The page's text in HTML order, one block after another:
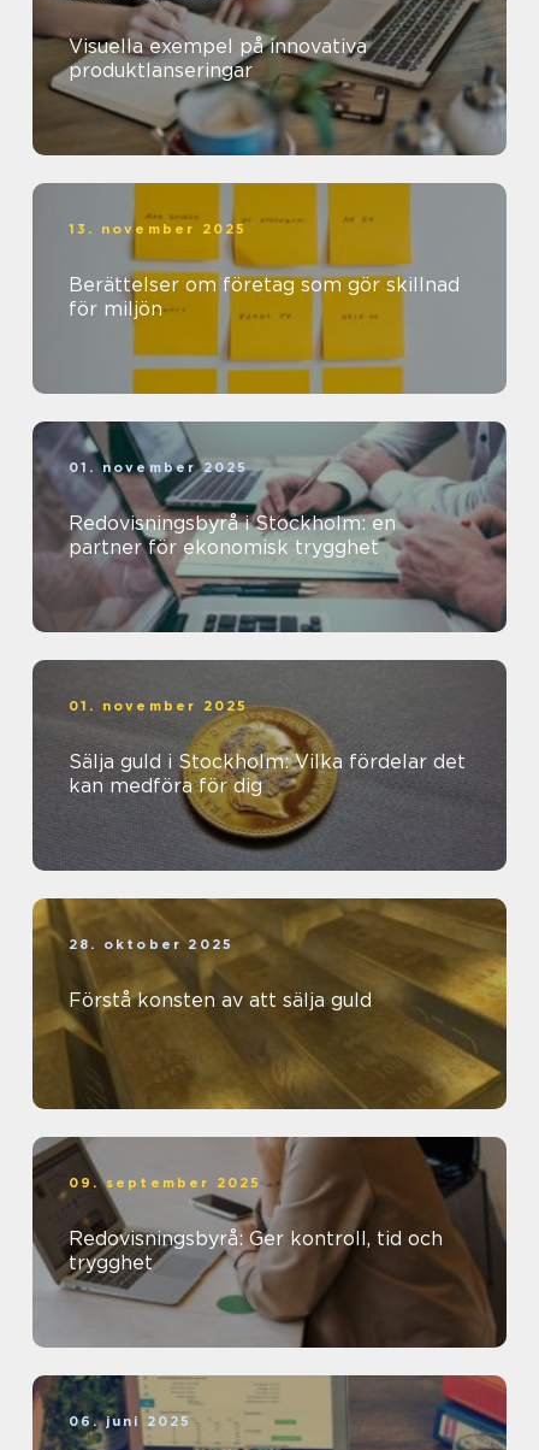
Visuella exempel på innovativa
produktlanseringar
13. november 2025
Berättelser om företag som gör skillnad
för miljön
01. november 2025
Redovisningsbyrå i Stockholm: en
partner för ekonomisk trygghet
01. november 2025
Sälja guld i Stockholm: Vilka fördelar det
kan medföra för dig
28. oktober 2025
Förstå konsten av att sälja guld
09. september 2025
Redovisningsbyrå: Ger kontroll, tid och
trygghet
06. juni 2025